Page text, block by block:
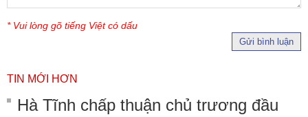
* Vui lòng gõ tiếng Việt có dấu
Gửi bình luận
TIN MỚI HƠN
Hà Tĩnh chấp thuận chủ trương đầu